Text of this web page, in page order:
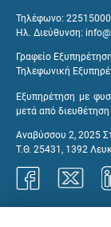
Τηλέφωνο: 22515000
Ηλ. Διεύθυνση:
Γραφείο
Τηλεφωνική
Εξυπηρέτηση με
μετά από
Αναβύσσου 2, 2025
Τ.Θ. 25431, 1392